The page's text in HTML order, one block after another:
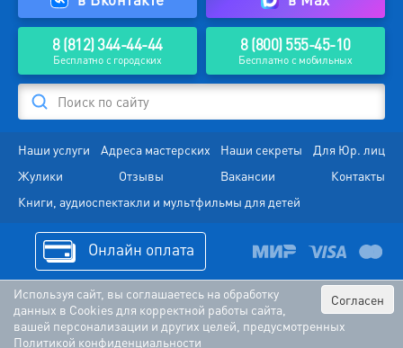
8 (812) 344-44-44
Бесплатно с городских
8 (800) 555-45-10
Бесплатно с мобильных
Поиск по сайту
Наши услуги Адреса мастерских Наши секреты
Для Юр. лиц
Жулики
Отзывы Вакансии
Контакты
Книги, аудиоспектакли и мультфильмы для детей
Онлайн оплата
Согласен
Используя сайт, вы соглашаетесь на обработку
данных в Cookies для корректной работы сайта,
вашей персонализации и других целей, предусмотренных
Политикой конфиденциальности